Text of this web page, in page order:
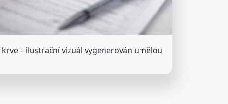
krve– ilustrační vizuál vygenerován umělou